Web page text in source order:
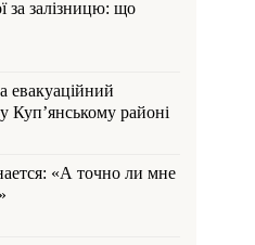
за залізницю: що
евакуаційний
Куп’янському районі
«А точно ли мне